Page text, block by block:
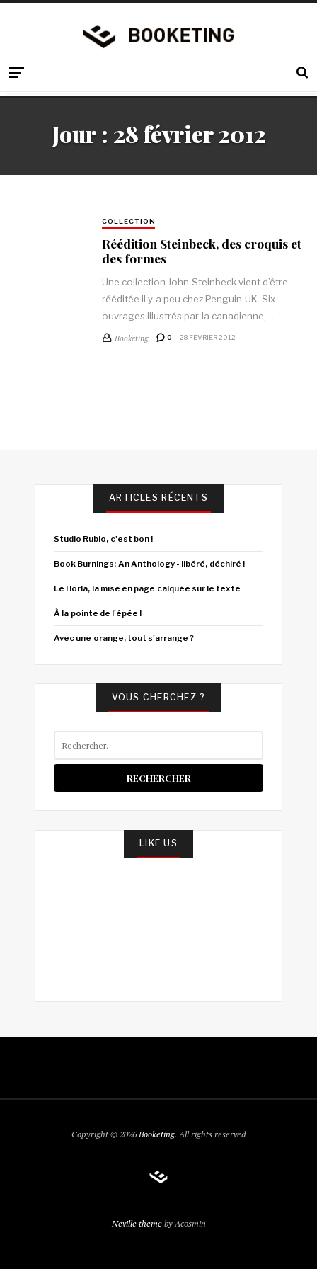
Jour : 28 février 2012
COLLECTION
Réédition Steinbeck, des croquis et
des formes
Une collection John Steinbeck vient d’être
rééditée il y a peu chez Penguin UK. Six
ouvrages illustrés par la canadienne,…
Booketing 0 28 FÉVRIER 2012
ARTICLES RÉCENTS
Studio Rubio, c'est bon !
Book Burnings: An Anthology - libéré, déchiré !
Le Horla, la mise en page calquée sur le texte
À la pointe de l'épée !
Avec une orange, tout s'arrange ?
VOUS CHERCHEZ ?
LIKE US
Copyright © 2026Booketing. All rights reserved
Neville themeby Acosmin